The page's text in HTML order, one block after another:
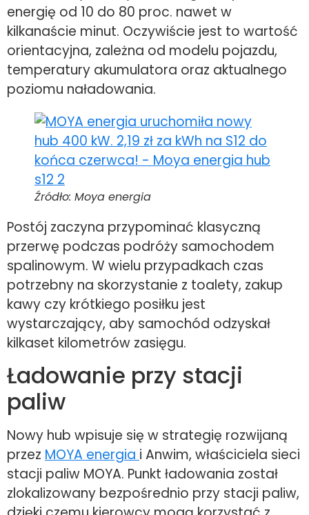
energię od 10 do 80 proc. nawet w
kilkanaście minut. Oczywiście jest to wartość
orientacyjna, zależna od modelu pojazdu,
temperatury akumulatora oraz aktualnego
poziomu naładowania.
Źródło: Moya energia
Postój zaczyna przypominać klasyczną
przerwę podczas podróży samochodem
spalinowym. W wielu przypadkach czas
potrzebny na skorzystanie z toalety, zakup
kawy czy krótkiego posiłku jest
wystarczający, aby samochód odzyskał
kilkaset kilometrów zasięgu.
Ładowanie przy stacji
paliw
Nowy hub wpisuje się w strategię rozwijaną
przez MOYA energia i Anwim, właściciela sieci
stacji paliw MOYA. Punkt ładowania został
zlokalizowany bezpośrednio przy stacji paliw,